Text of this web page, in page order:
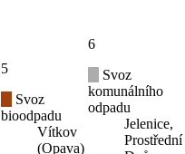
5
Svoz
bioodpadu
Vítkov
(Opava)
6
Svoz
komunálního
odpadu
Jelenice,
Prostřední